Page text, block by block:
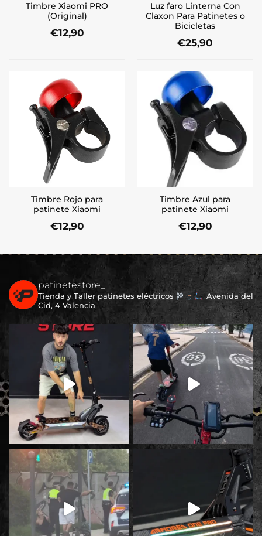
Timbre Xiaomi PRO
(Original)
€12,90
Luz faro Linterna Con
Claxon Para Patinetes o
Bicicletas
€25,90
Timbre Rojo para
patinete Xiaomi
€12,90
Timbre Azul para
patinete Xiaomi
€12,90
patinetestore_
Tienda y Taller patinetes eléctricos
Avenida del
Cid, 4 Valencia